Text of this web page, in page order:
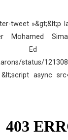
tweet »&gt;&lt;p
Mohamed
status/
&lt;script async